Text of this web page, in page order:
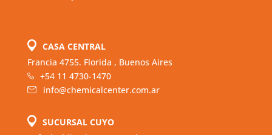
CASA CENTRAL
Francia 4755. Florida , Buenos Aires
+54 11 4730-1470
info@chemicalcenter.com.ar
SUCURSAL CUYO